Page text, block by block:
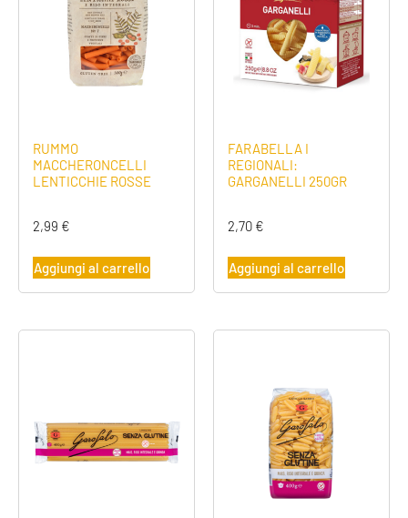
RUMMO
MACCHERONCELLI
LENTICCHIE ROSSE
2,99 €
Aggiungi al carrello
FARABELLA I
REGIONALI:
GARGANELLI 250GR
2,70 €
Aggiungi al carrello